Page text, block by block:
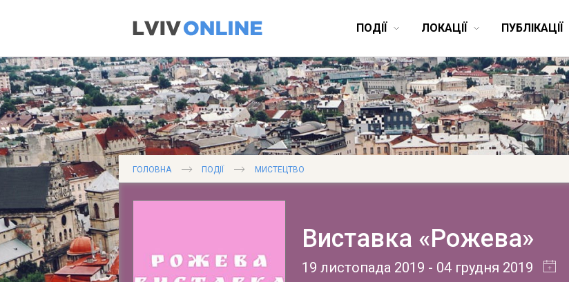
ПОДІЇ ЛОКАЦІЇ ПУБЛІКАЦІЇ
ГОЛОВНА ПОДІЇ МИСТЕЦТВО
Виставка «Рожева»
19 листопада 2019 - 04 грудня 2019